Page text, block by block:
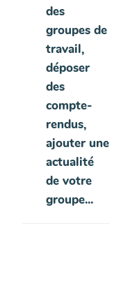
des
groupes de
travail,
déposer
des
compte-
rendus,
ajouter une
actualité
de votre
groupe...